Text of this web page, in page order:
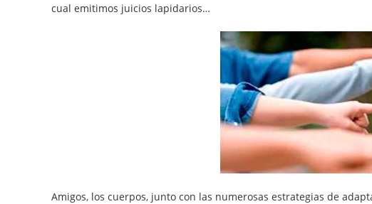
cual emitimos juicios lapidarios…
Amigos, los cuerpos, junto con las numerosas estrategias de